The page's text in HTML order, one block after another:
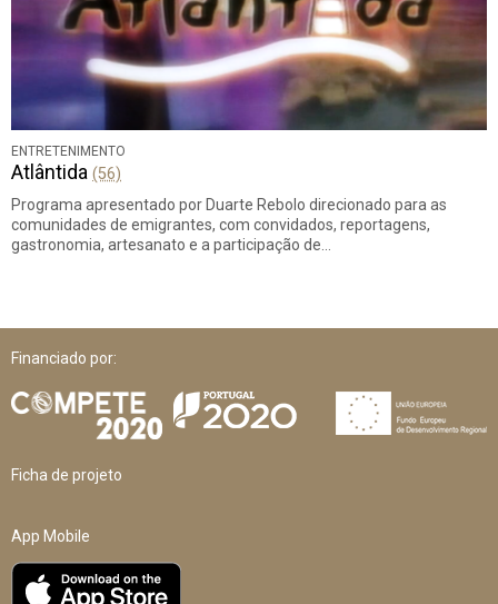
ENTRETENIMENTO
Atlântida (56)
Programa apresentado por Duarte Rebolo direcionado para as
comunidades de emigrantes, com convidados, reportagens,
gastronomia, artesanato e a participação de…
Financiado por:
Ficha de projeto
App Mobile